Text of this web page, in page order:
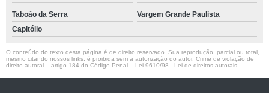
Taboão da Serra
Vargem Grande Paulista
Capitólio
O conteúdo do texto desta página é de direito reservado. Sua reprodução, parcial ou total,
mesmo citando nossos links, é proibida sem a autorização do autor. Crime de violação de
direito autoral – artigo 184 do Código Penal – Lei 9610/98 - Lei de direitos autorais